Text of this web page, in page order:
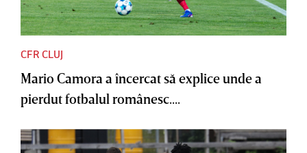
CFR CLUJ
Mario Camora a încercat să explice unde a
pierdut fotbalul românesc....